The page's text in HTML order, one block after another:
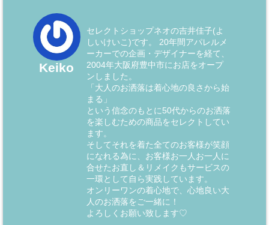
Keiko
セレクトショップネオの吉井佳子(よ
しいけいこ)です。 20年間アパレルメ
ーカーでの企画・デザイナーを経て、
2004年大阪府豊中市にお店をオープ
ンしました。
「大人のお洒落は着心地の良さから始
まる」
という信念のもとに50代からのお洒落
を楽しむための商品をセレクトしてい
ます。
そしてそれを着た全てのお客様が笑顔
になれる為に、お客様お一人お一人に
合せたお直し＆リメイクもサービスの
一環として自ら実践しています。
オンリーワンの着心地で、心地良い大
人のお洒落をご一緒に！
よろしくお願い致します♡